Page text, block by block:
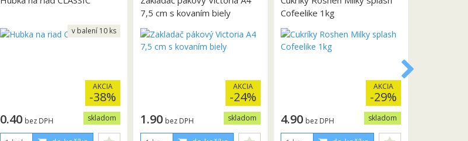
AKCIA
-38%
skladom
0.40 bez DPH
v balení 10 ks
7,5 cm s kovaním biely
AKCIA
-24%
skladom
1.90 bez DPH
Cofeelike 1kg
AKCIA
-29%
skladom
4.90 bez DPH